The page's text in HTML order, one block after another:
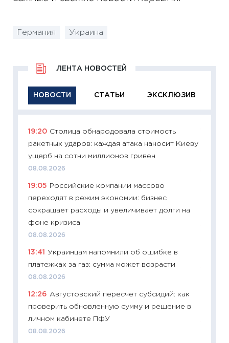
Германия Украина
НОВОСТИ СТАТЬИ ЭКСКЛЮЗИВ
ЛЕНТА НОВОСТЕЙ
19:20 Столица обнародовала стоимость
ракетных ударов: каждая атака наносит Киеву
ущерб на сотни миллионов гривен
08.08.2026
19:05
Российские компании массово
переходят в режим экономии: бизнес
сокращает расходы и увеличивает долги на
фоне кризиса
08.08.2026
13:41
Украинцам напомнили об ошибке в
платежках за газ: сумма может возрасти
08.08.2026
12:26 Августовский пересчет субсидий: как
проверить обновленную сумму и решение в
личном кабинете ПФУ
08.08.2026